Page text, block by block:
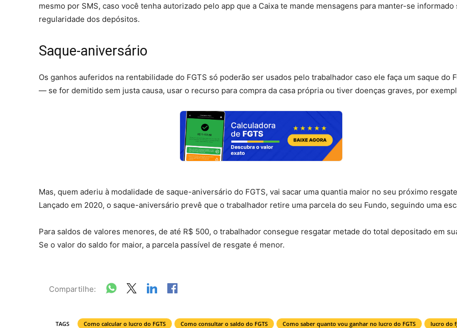
mesmo por SMS, caso você tenha autorizado pelo app que a Caixa te mande mensagens para manter-se informado
regularidade dos depósitos.
Saque-aniversário
Os ganhos auferidos na rentabilidade do FGTS só poderão ser usados pelo trabalhador caso ele faça um saque do
— se for demitido sem justa causa, usar o recurso para compra da casa própria ou tiver doenças graves, por
Mas, quem aderiu à modalidade de saque-aniversário do FGTS, vai sacar uma quantia maior no seu próximo
Lançado em 2020, o saque-aniversário prevê que o trabalhador retire uma parcela do seu Fundo, seguindo uma
Para saldos de valores menores, de até R$ 500, o trabalhador consegue resgatar metade do total depositado em
Se o valor do saldo for maior, a parcela passível de resgate é menor.
Compartilhe:
TAGS Como calcular o lucro do FGTS Como consultar o saldo do FGTS Como saber quanto vou ganhar no lucro do FGTS lucro do